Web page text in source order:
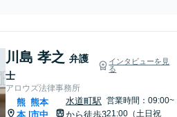
生活に向けた第一歩を
サポートします。
りとした対策を！財産贈与
な手続きや交渉はすべて弁
護士が代行します。
川島 孝之 弁護
士
インタビューを見
る
アロウズ法律事務所
熊
本 |
熊本
市中
水道町駅
から徒歩3
営業時間：09:00~
21:00（土日祝